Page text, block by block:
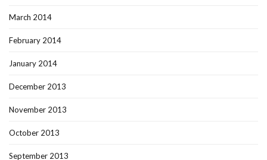
March 2014
February 2014
January 2014
December 2013
November 2013
October 2013
September 2013